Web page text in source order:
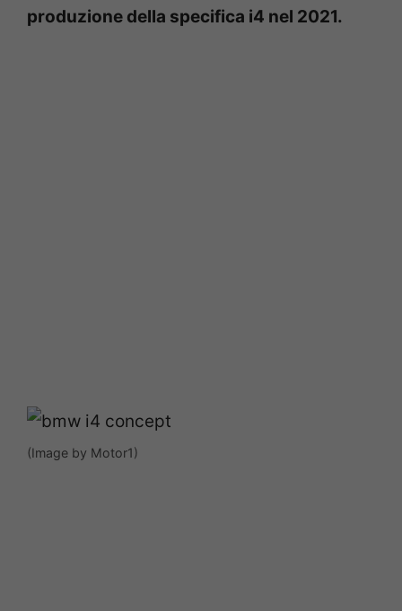
produzione della specifica i4 nel 2021.
(Image by Motor1)